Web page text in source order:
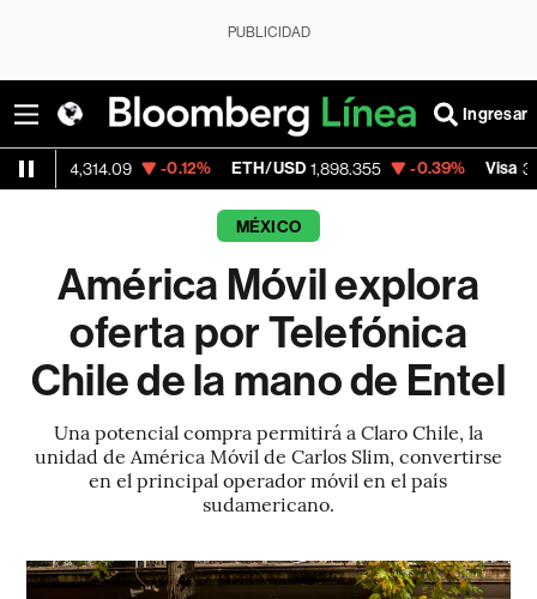
PUBLICIDAD
Ingresar
-0.12% ETH/USD 1,898.355 -0.39% Visa 370.47
MÉXICO
América Móvil explora
oferta por Telefónica
Chile de la mano de Entel
Una potencial compra permitirá a Claro Chile, la
unidad de América Móvil de Carlos Slim, convertirse
en el principal operador móvil en el país
sudamericano.